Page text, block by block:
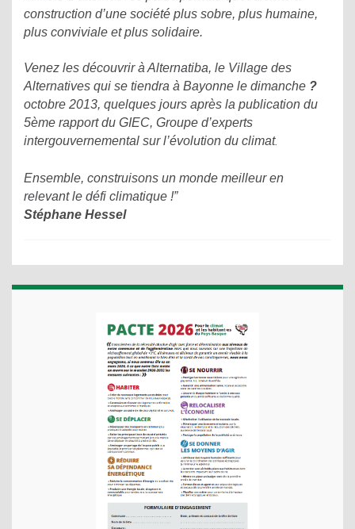
construction d’une société plus sobre, plus humaine,
plus conviviale et plus solidaire.
Venez les découvrir à Alternatiba, le Village des
Alternatives qui se tiendra à Bayonne le dimanche ?
octobre 2013, quelques jours après la publication du
5ème rapport du GIEC, Groupe d’experts
intergouvernemental surl’évolution du climat.
Ensemble, construisons un monde meilleur en
relevant le défi climatique !”
Stéphane Hessel